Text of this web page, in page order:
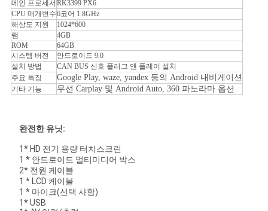
PRIVACY
POLICY
메인 프로세서 RK3399 PX6
CPU 매개변수6코어 1.8GHz
해상도 지원
1024*600
램
4GB
ROM
64GB
시스템 버전
안드로이드 9.0
설치 방법
CAN BUS 신호 플러그 앤 플레이 설치
주요 특징
Google Play, waze, yandex 등의 Android 내비게이션
기타 기능 무선 Carplay 및 Android Auto, 360 파노라마 옵션
완전한 유닛:
1* HD 전기 용량 터치스크린
1 * 안드로이드 멀티미디어 박스
2* 전원 케이블
1 * LCD 케이블
1 * 마이크(선택 사항)
1* USB